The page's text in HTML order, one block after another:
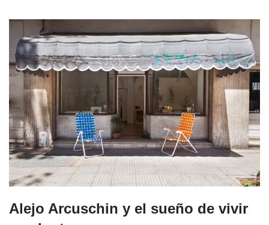
Alejo Arcuschin y el sueño de vivir